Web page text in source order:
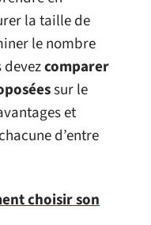
la taille de
le nombre
devezcomparer
sur le
et
d’entre
choisir son